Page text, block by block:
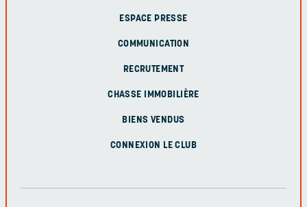
ESPACE PRESSE
COMMUNICATION
RECRUTEMENT
CHASSE IMMOBILIÈRE
BIENS VENDUS
CONNEXION LE CLUB